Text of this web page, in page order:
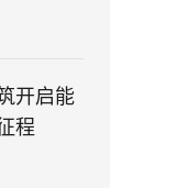
开启能
程